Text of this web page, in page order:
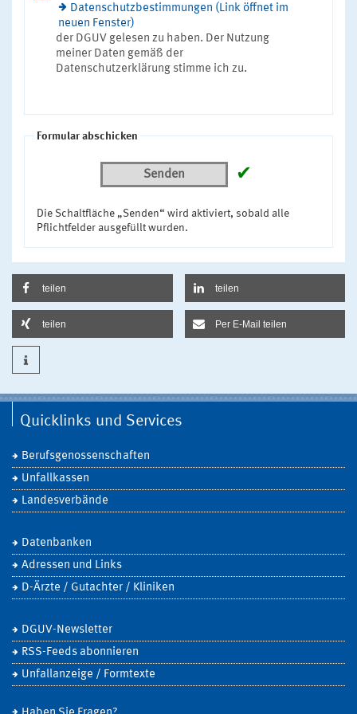
Datenschutzbestimmungen (Link öffnet im
neuen Fenster)
der DGUV gelesen zu haben. Der Nutzung
meiner Daten gemäß der
Datenschutzerklärung stimme ich zu.
Formular abschicken
Senden ✔
Die Schaltfläche „Senden“ wird aktiviert, sobald alle
Pflichtfelder ausgefüllt wurden.
teilen teilen
teilen Per E-Mail teilen
Quicklinks und Services
Berufsgenossenschaften
Unfallkassen
Landesverbände
Datenbanken
Adressen und Links
D-Ärzte / Gutachter / Kliniken
DGUV-Newsletter
RSS-Feeds abonnieren
Unfallanzeige / Formtexte